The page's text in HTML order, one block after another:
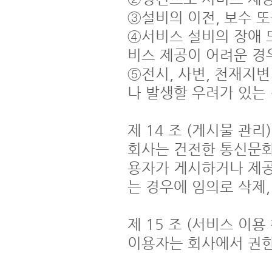
③설비의 이전, 보수
④서비스 설비의 장애
비스 제공이 어려운 경
⑤전시, 사변, 천재지변
나 발생할 우려가 있는
제 14 조 (게시물 관리)
회사는 건전한 통신문
용자가 게시하거나 제
는 경우에 임의로 삭
제 15 조 (서비스 이용
이용자는 회사에서 권